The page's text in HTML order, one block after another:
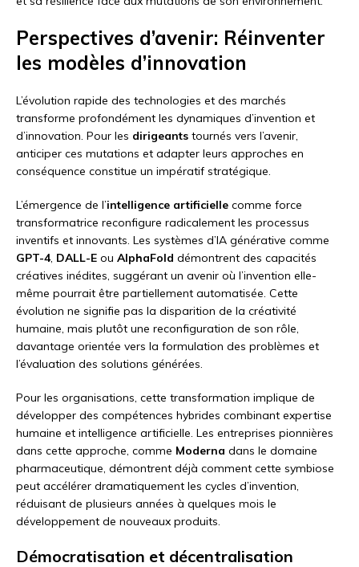
Perspectives d’avenir: Réinventer
les modèles d’innovation
L’évolution rapide des technologies et des marchés
transforme profondément les dynamiques d’invention et
d’innovation. Pour les dirigeants tournés vers l’avenir,
anticiper ces mutations et adapter leurs approches en
conséquence constitue un impératif stratégique.
L’émergence de l’intelligence artificielle comme force
transformatrice reconfigure radicalement les processus
inventifs et innovants. Les systèmes d’IA générative comme
GPT-4, DALL-E ou AlphaFold démontrent des capacités
créatives inédites, suggérant un avenir où l’invention elle-
même pourrait être partiellement automatisée. Cette
évolution ne signifie pas la disparition de la créativité
humaine, mais plutôt une reconfiguration de son rôle,
davantage orientée vers la formulation des problèmes et
l’évaluation des solutions générées.
Pour les organisations, cette transformation implique de
développer des compétences hybrides combinant expertise
humaine et intelligence artificielle. Les entreprises pionnières
dans cette approche, comme Moderna dans le domaine
pharmaceutique, démontrent déjà comment cette symbiose
peut accélérer dramatiquement les cycles d’invention,
réduisant de plusieurs années à quelques mois le
développement de nouveaux produits.
Démocratisation et décentralisation